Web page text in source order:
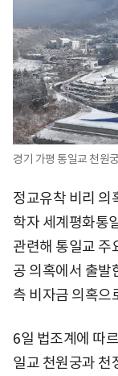
경기 가평 통일교 천원
정교유착 비리 의
학자 세계평화통
관련해 통일교 주
공 의혹에서 출발
측 비자금 의혹으
6일 법조계에 따
일교 천원궁과 천